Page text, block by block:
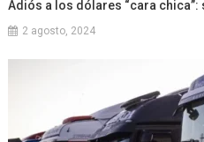
Adiós a los dólares “cara
2 agosto, 2024